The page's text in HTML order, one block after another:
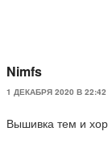
Nimfs
1 ДЕКАБРЯ 2020 В 22:42
Вышивка тем и